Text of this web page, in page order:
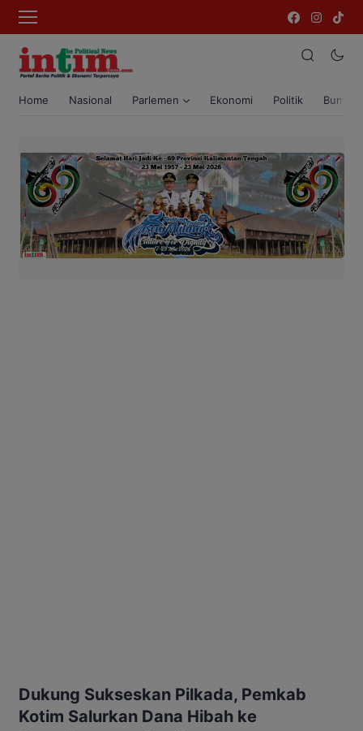
Home Nasional Parlemen Ekonomi Politik Bumi
Dukung Sukseskan Pilkada, Pemkab
Kotim Salurkan Dana Hibah ke